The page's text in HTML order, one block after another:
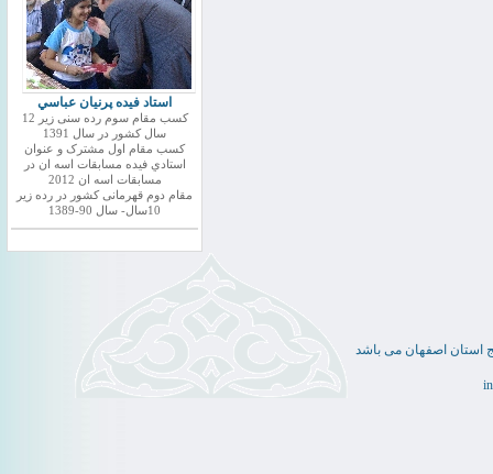
استاد فيده پرنيان عباسي
کسب مقام سوم رده سنی زیر 12
سال کشور در سال 1391
کسب مقام اول مشترک و عنوان
استادي فيده مسابقات اسه ان در
مسابقات اسه ان 2012
مقام دوم قهرمانی کشور در رده زیر
10سال- سال 90-1389
استان اصفهان می باشد